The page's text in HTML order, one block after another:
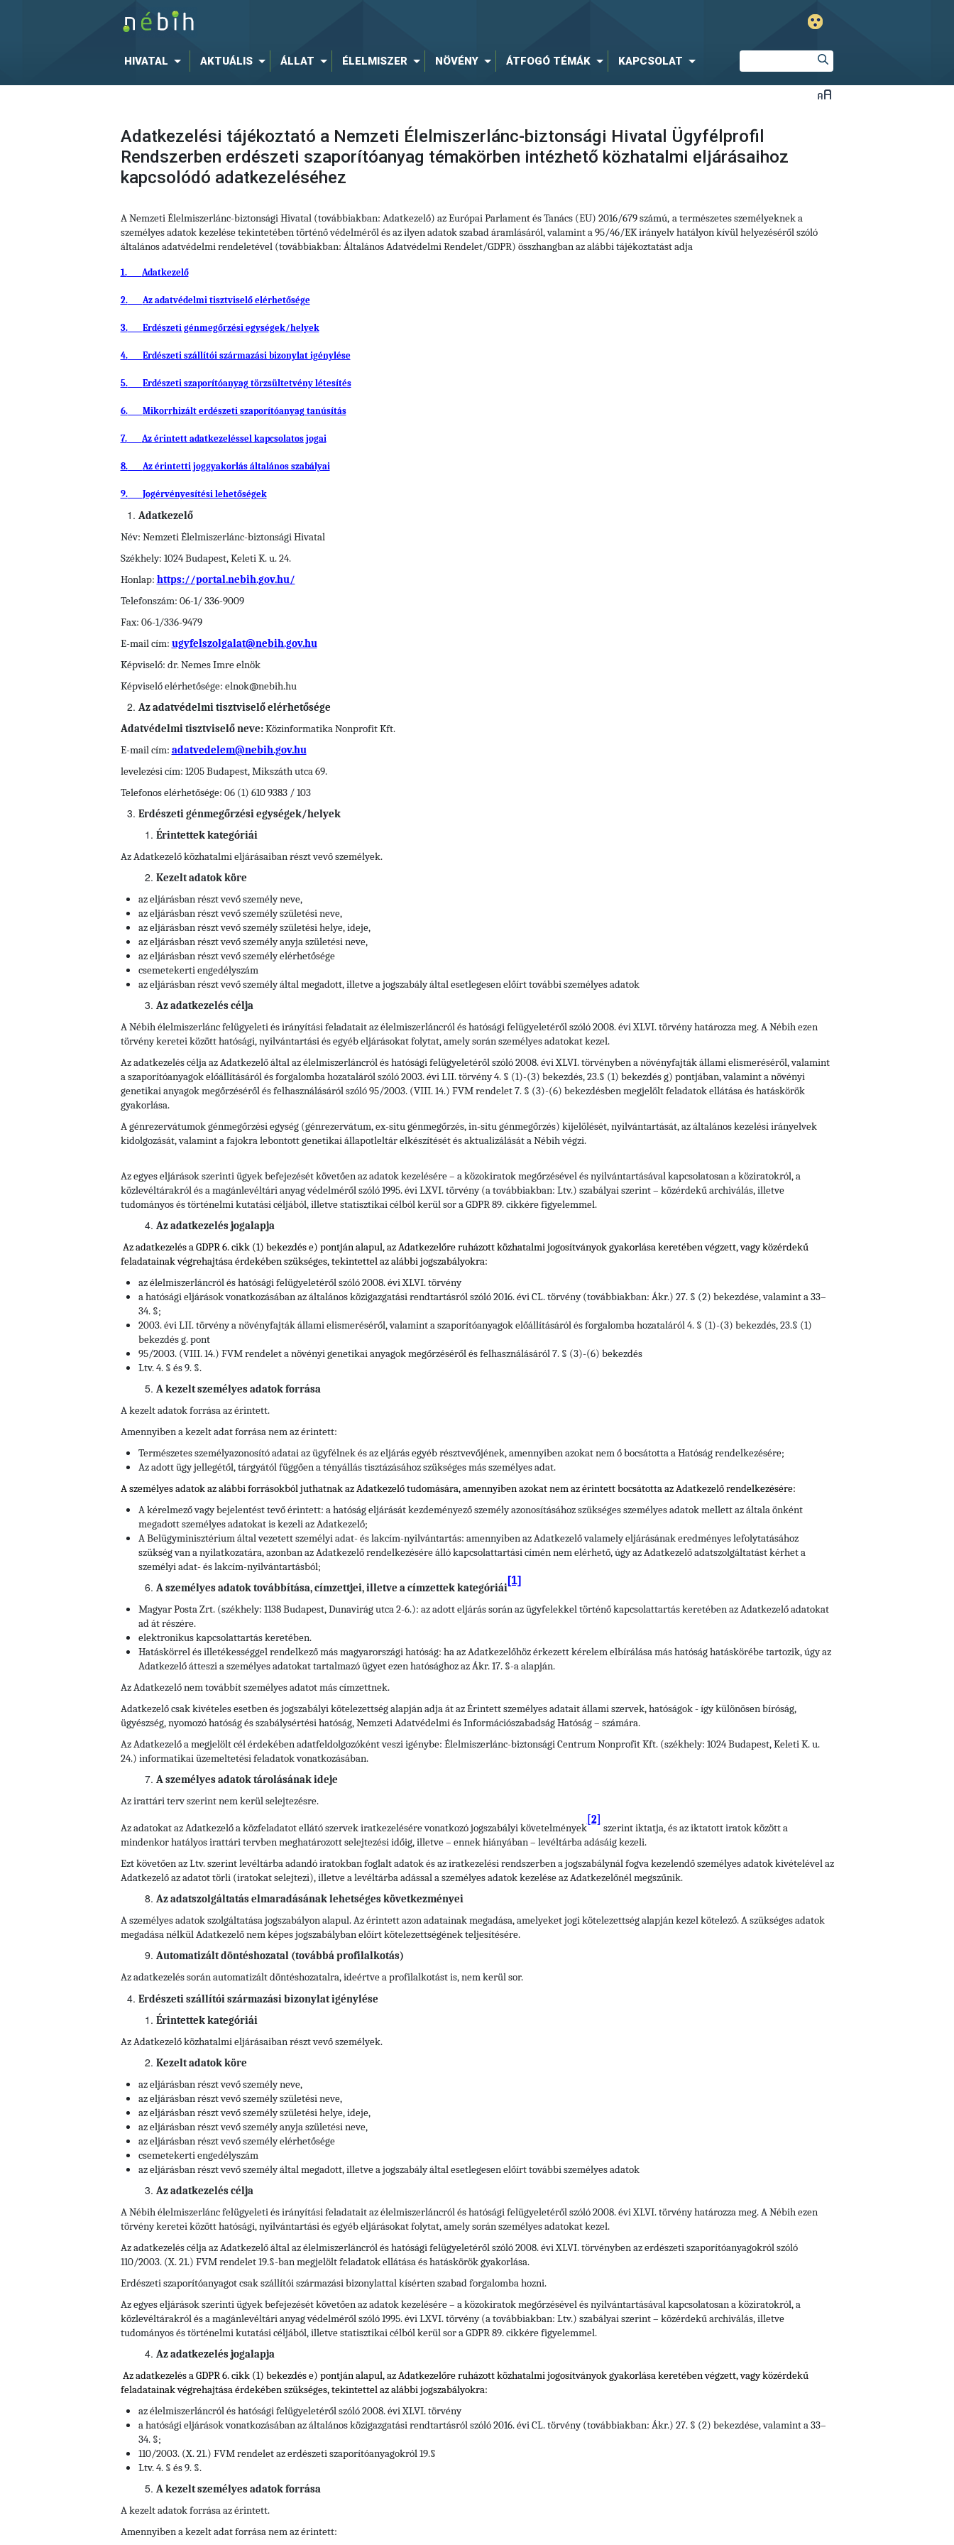
HIVATAL AKTUÁLIS ÁLLAT ÉLELMISZER NÖVÉNY ÁTFOGÓ TÉMÁK KAPCSOLAT
Adatkezelési tájékoztató a Nemzeti Élelmiszerlánc-biztonsági Hivatal Ügyfélprofil
Rendszerben erdészeti szaporítóanyag témakörben intézhető közhatalmi eljárásaihoz
kapcsolódó adatkezeléséhez
A Nemzeti Élelmiszerlánc-biztonsági Hivatal (továbbiakban: Adatkezelő) az Európai Parlament és Tanács (EU) 2016/679 számú, a természetes személyeknek a
személyes adatok kezelése tekintetében történő védelméről és az ilyen adatok szabad áramlásáról, valamint a 95/46/EK irányelv hatályon kívül helyezéséről szóló
általános adatvédelmi rendeletével (továbbiakban: Általános Adatvédelmi Rendelet/GDPR) összhangban az alábbi tájékoztatást adja
1. Adatkezelő
2. Az adatvédelmi tisztviselő elérhetősége
3. Erdészeti génmegőrzési egységek/helyek
4. Erdészeti szállítói származási bizonylat igénylése
5. Erdészeti szaporítóanyag törzsültetvény létesítés
6. Mikorrhizált erdészeti szaporítóanyag tanúsítás
7. Az érintett adatkezeléssel kapcsolatos jogai
8. Az érintetti joggyakorlás általános szabályai
9. Jogérvényesítési lehetőségek
Adatkezelő
Név: Nemzeti Élelmiszerlánc-biztonsági Hivatal
Székhely: 1024 Budapest, Keleti K. u. 24.
Honlap: https://portal.nebih.gov.hu/
Telefonszám: 06-1/ 336-9009
Fax: 06-1/336-9479
E-mail cím: ugyfelszolgalat@nebih.gov.hu
Képviselő: dr. Nemes Imre elnök
Képviselő elérhetősége: elnok@nebih.hu
Az adatvédelmi tisztviselő elérhetősége
Adatvédelmi tisztviselő neve:Közinformatika Nonprofit Kft.
E-mail cím: adatvedelem@nebih.gov.hu
levelezési cím: 1205 Budapest, Mikszáth utca 69.
Telefonos elérhetősége: 06 (1) 610 9383 / 103
Erdészeti génmegőrzési egységek/helyek
Érintettek kategóriái
Az Adatkezelő közhatalmi eljárásaiban részt vevő személyek.
Kezelt adatok köre
az eljárásban részt vevő személy neve,
az eljárásban részt vevő személy születési neve,
az eljárásban részt vevő személy születési helye, ideje,
az eljárásban részt vevő személy anyja születési neve,
az eljárásban részt vevő személy elérhetősége
csemetekerti engedélyszám
az eljárásban részt vevő személy által megadott, illetve a jogszabály által esetlegesen előírt további személyes adatok
Az adatkezelés célja
A Nébih élelmiszerlánc felügyeleti és irányítási feladatait az élelmiszerláncról és hatósági felügyeletéről szóló 2008. évi XLVI. törvény határozza meg. A Nébih ezen
törvény keretei között hatósági, nyilvántartási és egyéb eljárásokat folytat, amely során személyes adatokat kezel.
Az adatkezelés célja az Adatkezelő által az élelmiszerláncról és hatósági felügyeletéről szóló 2008. évi XLVI. törvényben a növényfajták állami elismeréséről, valamint
a szaporítóanyagok előállításáról és forgalomba hozataláról szóló 2003. évi LII. törvény 4. § (1)-(3) bekezdés, 23.§ (1) bekezdés g) pontjában, valamint a növényi
genetikai anyagok megőrzéséről és felhasználásáról szóló 95/2003. (VIII. 14.) FVM rendelet 7. § (3)-(6) bekezdésben megjelölt feladatok ellátása és hatáskörök
gyakorlása.
A génrezervátumok génmegőrzési egység (génrezervátum, ex-situ génmegőrzés, in-situ génmegőrzés) kijelölését, nyilvántartását, az általános kezelési irányelvek
kidolgozását, valamint a fajokra lebontott genetikai állapotleltár elkészítését és aktualizálását a Nébih végzi.
Az egyes eljárások szerinti ügyek befejezését követően az adatok kezelésére – a közokiratok megőrzésével és nyilvántartásával kapcsolatosan a köziratokról, a
közlevéltárakról és a magánlevéltári anyag védelméről szóló 1995. évi LXVI. törvény (a továbbiakban: Ltv.) szabályai szerint – közérdekű archiválás, illetve
tudományos és történelmi kutatási céljából, illetve statisztikai célból kerül sor a GDPR 89. cikkére figyelemmel.
Az adatkezelés jogalapja
Az adatkezelés a GDPR 6. cikk (1) bekezdés e) pontján alapul, az Adatkezelőre ruházott közhatalmi jogosítványok gyakorlása keretében végzett, vagy közérdekű
feladatainak végrehajtása érdekében szükséges, tekintettelaz alábbi jogszabályokra:
az élelmiszerláncról és hatósági felügyeletéről szóló 2008. évi XLVI. törvény
a hatósági eljárások vonatkozásában az általános közigazgatási rendtartásról szóló 2016. évi CL. törvény (továbbiakban: Ákr.) 27. § (2) bekezdése, valamint a 33–
34. §;
2003. évi LII. törvény a növényfajták állami elismeréséről, valamint a szaporítóanyagok előállításáról és forgalomba hozataláról 4. § (1)-(3) bekezdés, 23.§ (1)
bekezdés g. pont
95/2003. (VIII. 14.) FVM rendelet a növényi genetikai anyagok megőrzéséről és felhasználásáról 7. § (3)-(6) bekezdés
Ltv. 4. § és 9. §.
A kezelt személyes adatok forrása
A kezelt adatok forrása az érintett.
Amennyiben a kezelt adat forrása nem az érintett:
Természetes személyazonosító adatai az ügyfélnek és az eljárás egyéb résztvevőjének, amennyiben azokat nem ő bocsátotta a Hatóság rendelkezésére;
Az adott ügy jellegétől, tárgyától függően a tényállás tisztázásához szükséges más személyes adat.
A személyes adatok az alábbi forrásokból juthatnak az Adatkezelő tudomására, amennyiben azokat nem az érintett bocsátotta az Adatkezelő rendelkezésére:
A kérelmező vagy bejelentést tevő érintett: a hatóság eljárását kezdeményező személy azonosításához szükséges személyes adatok mellett az általa önként
megadott személyes adatokat is kezeli az Adatkezelő;
A Belügyminisztérium által vezetett személyi adat- és lakcím-nyilvántartás: amennyiben az Adatkezelő valamely eljárásának eredményes lefolytatásához
szükség van a nyilatkozatára, azonban az Adatkezelő rendelkezésére álló kapcsolattartási címén nem elérhető, úgy az Adatkezelő adatszolgáltatást kérhet a
személyi adat- és lakcím-nyilvántartásból;
A személyes adatok továbbítása, címzettjei, illetve a címzettek kategóriái
[1]
Magyar Posta Zrt. (székhely: 1138 Budapest, Dunavirág utca 2-6.): az adott eljárás során az ügyfelekkel történő kapcsolattartás keretében az Adatkezelő adatokat
ad át részére.
elektronikus kapcsolattartás keretében.
Hatáskörrel és illetékességgel rendelkező más magyarországi hatóság: ha az Adatkezelőhöz érkezett kérelem elbírálása más hatóság hatáskörébe tartozik, úgy az
Adatkezelő átteszi a személyes adatokat tartalmazó ügyet ezen hatósághoz az Ákr. 17. §-a alapján.
Az Adatkezelő nem továbbít személyes adatot más címzettnek.
Adatkezelő csak kivételes esetben és jogszabályi kötelezettség alapján adja át az Érintett személyes adatait állami szervek, hatóságok - így különösen bíróság,
ügyészség, nyomozó hatóság és szabálysértési hatóság, Nemzeti Adatvédelmi és Információszabadság Hatóság – számára.
Az Adatkezelő a megjelölt cél érdekében adatfeldolgozóként veszi igénybe: Élelmiszerlánc-biztonsági Centrum Nonprofit Kft. (székhely: 1024 Budapest, Keleti K. u.
24.) informatikai üzemeltetési feladatok vonatkozásában.
A személyes adatok tárolásának ideje
Az irattári terv szerint nem kerül selejtezésre.
Az adatokat az Adatkezelő a közfeladatot ellátó szervek iratkezelésére vonatkozó jogszabályi követelmények
[2]
szerint iktatja, és az iktatott iratok között a
mindenkor hatályos irattári tervben meghatározott selejtezési időig, illetve – ennek hiányában – levéltárba adásáig kezeli.
Ezt követően az Ltv. szerint levéltárba adandó iratokban foglalt adatok és az iratkezelési rendszerben a jogszabálynál fogva kezelendő személyes adatok kivételével az
Adatkezelő az adatot törli (iratokat selejtezi), illetve a levéltárba adással a személyes adatok kezelése az Adatkezelőnél megszűnik.
Az adatszolgáltatás elmaradásának lehetséges következményei
A személyes adatok szolgáltatása jogszabályon alapul. Az érintett azon adatainak megadása, amelyeket jogi kötelezettség alapján kezel kötelező. A szükséges adatok
megadása nélkül Adatkezelő nem képes jogszabályban előírt kötelezettségének teljesítésére.
Automatizált döntéshozatal (továbbá profilalkotás)
Az adatkezelés során automatizált döntéshozatalra, ideértve a profilalkotást is, nem kerül sor.
Erdészeti szállítói származási bizonylat igénylése
Érintettek kategóriái
Az Adatkezelő közhatalmi eljárásaiban részt vevő személyek.
Kezelt adatok köre
az eljárásban részt vevő személy neve,
az eljárásban részt vevő személy születési neve,
az eljárásban részt vevő személy születési helye, ideje,
az eljárásban részt vevő személy anyja születési neve,
az eljárásban részt vevő személy elérhetősége
csemetekerti engedélyszám
az eljárásban részt vevő személy által megadott, illetve a jogszabály által esetlegesen előírt további személyes adatok
Az adatkezelés célja
A Nébih élelmiszerlánc felügyeleti és irányítási feladatait az élelmiszerláncról és hatósági felügyeletéről szóló 2008. évi XLVI. törvény határozza meg. A Nébih ezen
törvény keretei között hatósági, nyilvántartási és egyéb eljárásokat folytat, amely során személyes adatokat kezel.
Az adatkezelés célja az Adatkezelő által az élelmiszerláncról és hatósági felügyeletéről szóló 2008. évi XLVI. törvényben az erdészeti szaporítóanyagokról szóló
110/2003. (X. 21.) FVM rendelet 19.§-ban megjelölt feladatok ellátása és hatáskörök gyakorlása.
Erdészeti szaporítóanyagot csak szállítói származási bizonylattal kísérten szabad forgalomba hozni.
Az egyes eljárások szerinti ügyek befejezését követően az adatok kezelésére – a közokiratok megőrzésével és nyilvántartásával kapcsolatosan a köziratokról, a
közlevéltárakról és a magánlevéltári anyag védelméről szóló 1995. évi LXVI. törvény (a továbbiakban: Ltv.) szabályai szerint – közérdekű archiválás, illetve
tudományos és történelmi kutatási céljából, illetve statisztikai célból kerül sor a GDPR 89. cikkére figyelemmel.
Az adatkezelés jogalapja
Az adatkezelés a GDPR 6. cikk (1) bekezdés e) pontján alapul, az Adatkezelőre ruházott közhatalmi jogosítványok gyakorlása keretében végzett, vagy közérdekű
feladatainak végrehajtása érdekében szükséges, tekintettelaz alábbi jogszabályokra:
az élelmiszerláncról és hatósági felügyeletéről szóló 2008. évi XLVI. törvény
a hatósági eljárások vonatkozásában az általános közigazgatási rendtartásról szóló 2016. évi CL. törvény (továbbiakban: Ákr.) 27. § (2) bekezdése, valamint a 33–
34. §;
110/2003. (X. 21.) FVM rendelet az erdészeti szaporítóanyagokról 19.§
Ltv. 4. § és 9. §.
A kezelt személyes adatok forrása
A kezelt adatok forrása az érintett.
Amennyiben a kezelt adat forrása nem az érintett: